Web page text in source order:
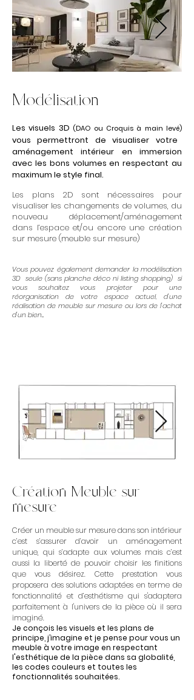
Modélisation
Les visuels 3D (DAO ou Croquis à main levé)
vous permettront de visualiser votre
aménagement intérieur en immersion
avec les bons volumes en respectant au
maximum le style final.
Les plans 2D sont nécessaires pour
visualiser les changements de volumes, du
nouveau déplacement/aménagement
dans l’espace et/ou encore une création
sur mesure (meuble sur mesure)
Vous pouvez également demander la modélisation
3D seule (sans planche déco ni listing shopping) si
vous souhaitez vous projeter pour une
réorganisation de votre espace actuel, d'une
réalisation de meuble sur mesure ou lors de l'achat
d'un bien...
Création Meuble sur
mesure
Créer un meuble sur mesure dans son intérieur
c’est s’assurer d’avoir un aménagement
unique, qui s’adapte aux volumes mais c’est
aussi la liberté de pouvoir choisir les finitions
que vous désirez. Cette prestation vous
proposera des solutions adaptées en terme de
fonctionnalité et d’esthétisme qui s'adaptera
parfaitement à l'univers de la pièce où il sera
imaginé.
Je conçois les visuels et les plans de
principe, j’imagine et je pense pour vous un
meuble à votre image en respectant
l'esthétique de la pièce dans sa globalité,
les codes couleurs et toutes les
fonctionnalités souhaitées.